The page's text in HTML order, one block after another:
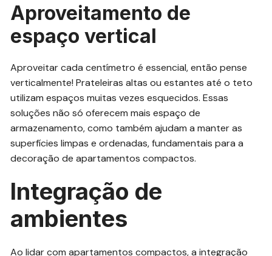
Aproveitamento de
espaço vertical
Aproveitar cada centímetro é essencial, então pense
verticalmente! Prateleiras altas ou estantes até o teto
utilizam espaços muitas vezes esquecidos. Essas
soluções não só oferecem mais espaço de
armazenamento, como também ajudam a manter as
superfícies limpas e ordenadas, fundamentais para a
decoração de apartamentos compactos.
Integração de
ambientes
Ao lidar com apartamentos compactos, a integração